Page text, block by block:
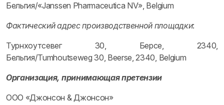
Бельгия/«Janssen Pharmaceutica NV», Belgium
Фактический адрес производственной площадки:
Турнхоутсевег 30, Берсе, 2340,
Бельгия/Tumhoutseweg 30, Beerse, 2340, Belgium
Организация, принимающая претензии
ООО «Джонсон & Джонсон»